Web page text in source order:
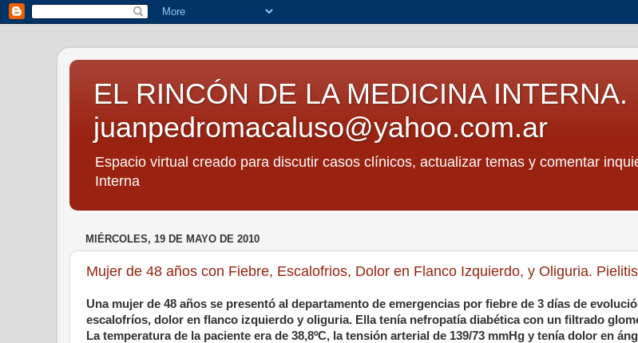
EL RINCÓN DE LA MEDICINA INTERNA.
juanpedromacaluso@yahoo.com.ar
Espacio virtual creado para discutir casos clínicos, actualizar temas y comentar
Interna
MIÉRCOLES, 19 DE MAYO DE 2010
Mujer de 48 años con Fiebre, Escalofrios, Dolor en Flanco Izquierdo, y Oliguria.
Una mujer de 48 años se presentó al departamento de emergencias por fiebre de 3 días de
escalofríos, dolor en flanco izquierdo y oliguria. Ella tenía nefropatía diabética con un filtrado
La temperatura de la paciente era de 38,8ºC, la tensión arterial de 139/73 mmHg y tenía dolor en